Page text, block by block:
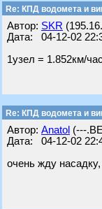
Re: КПД водомета и
Автор: SKR
Дата: 04-12-02
1узел = 1.852км/час
Re: КПД водомета и
Автор: Anatol (---
Дата: 04-12-02
очень жду